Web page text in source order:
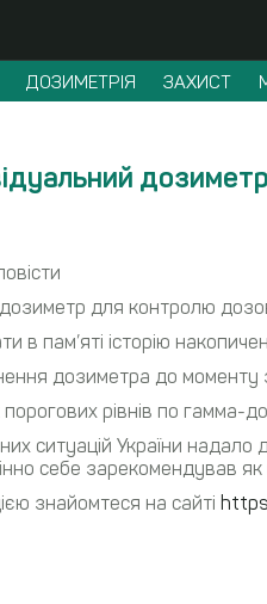
ДОЗИМЕТРІЯ ЗАХИСТ
дозиметр для контролю
в пам’яті історію
дозиметра до моменту
рівнів по гамма-
ситуацій України надало
себе зарекомендував
знайомтеся на сайті